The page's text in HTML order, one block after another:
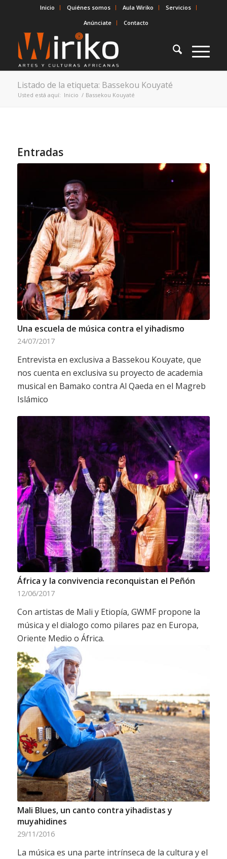
Inicio Quiénes somos Aula Wiriko
Servicios
Anúnciate
Contacto
Listado de la etiqueta: Bassekou Kouyaté
Usted está aquí: Inicio / Bassekou Kouyaté
Entradas
Una escuela de música contra el yihadismo
24/07/2017
Entrevista en exclusiva a Bassekou Kouyate, que
nos cuenta en exclusiva su proyecto de academia
musical en Bamako contra Al Qaeda en el Magreb
Islámico
África y la convivencia reconquistan el Peñón
12/06/2017
Con artistas de Mali y Etiopía, GWMF propone la
música y el dialogo como pilares paz en Europa,
Oriente Medio o África.
Mali Blues, un canto contra yihadistas y
muyahidines
29/11/2016
La música es una parte intrínseca de la cultura y el